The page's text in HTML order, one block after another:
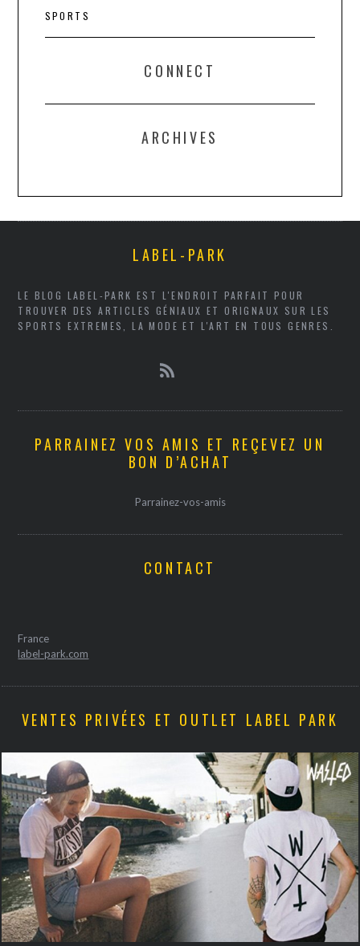
SPORTS
CONNECT
ARCHIVES
LABEL-PARK
LE BLOG LABEL-PARK EST L'ENDROIT PARFAIT POUR
TROUVER DES ARTICLES GÉNIAUX ET ORIGNAUX SUR LES
SPORTS EXTREMES, LA MODE ET L'ART EN TOUS GENRES.
PARRAINEZ VOS AMIS ET REÇEVEZ UN
BON D’ACHAT
Parrainez-vos-amis
CONTACT
France
label-park.com
VENTES PRIVÉES ET OUTLET LABEL PARK